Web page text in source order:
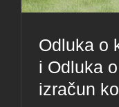
Odluka o
i Odluka
izračun